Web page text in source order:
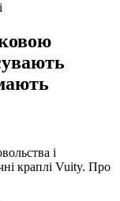
і
краплі Vuity. Про